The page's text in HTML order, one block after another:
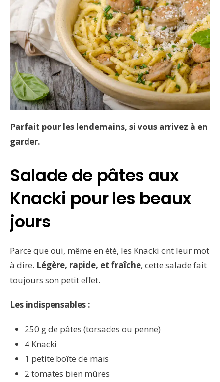
Parfait pour les lendemains, si vous arrivez à en
garder.
Salade de pâtes aux
Knacki pour les beaux
jours
Parce que oui, même en été, les Knacki ont leur mot
à dire. Légère, rapide, et fraîche, cette salade fait
toujours son petit effet.
Les indispensables :
250 g de pâtes (torsades ou penne)
4 Knacki
1 petite boîte de maïs
2 tomates bien mûres